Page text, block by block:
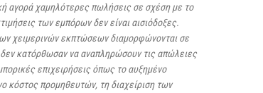
αγορά χαμηλότερες πωλήσεις σε σχέση με το
των εμπόρων δεν είναι αισιόδοξες.
χειμερινών εκπτώσεων διαμορφώνονται σε
δεν κατόρθωσαν να αναπληρώσουν τις απώλειες
επιχειρήσεις όπως το αυξημένο
κόστος προμηθευτών, τη διαχείριση των